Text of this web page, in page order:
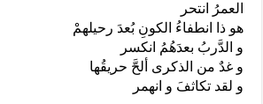
العمرُ انتحر
هو ذا انطفاءُ الكونِ بُعدَ رحيلهمْ
و الدَّربُ بعدَهُمُ انكسر
و غدٌ من الذكرى ألحَّ حريقُها
و لقد تكاثفَ و انهمر